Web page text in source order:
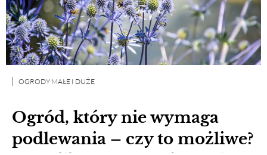
Ogród, który nie wymaga
podlewania – czy to możliwe?
OGRODY MAŁE I DUŻE